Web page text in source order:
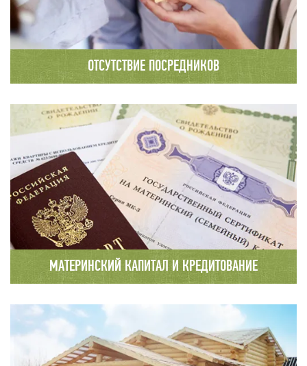
ОТСУТСТВИЕ ПОСРЕДНИКОВ
древесины в собственных делянках до полной
его переработки, что позволяет
избежать «промежуточных наценок»
МАТЕРИНСКИЙ КАПИТАЛ И КРЕДИТОВАНИЕ
договор на строительство с привлечением
материнского капитала или получить кредит
на выгодных условиях в одном из наших
банков – партнеров.